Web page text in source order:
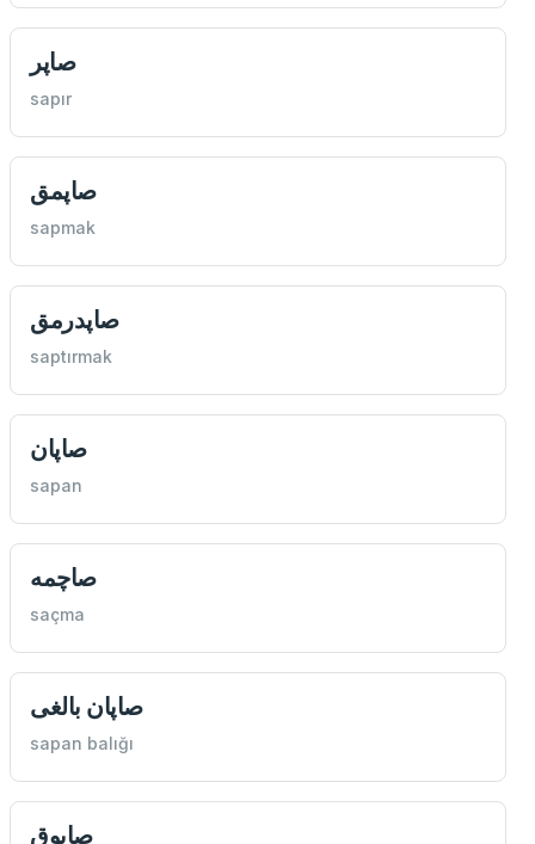
صاپر
sapır
صاپمق
sapmak
صاپدرمق
saptırmak
صاپان
sapan
صاچمه
saçma
صاپان بالغی
sapan balığı
صابوق